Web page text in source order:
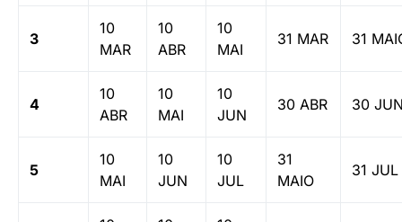
3
10
MAR
10
ABR
10
MAI
31 MAR 31
4
10
ABR
10
MAI
10
JUN
30 ABR 30
5
10
MAI
10
JUN
10
JUL
31
MAIO
31 JUL